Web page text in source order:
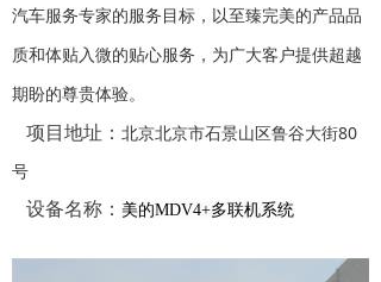
汽车服务专家的服务目标，以至臻完美的产品品
质和体贴入微的贴心服务，为广大客户提供超越
期盼的尊贵体验。
项目地址： 北京北京市石景山区鲁谷大街80
号
设备名称： 美的MDV4+多联机系统